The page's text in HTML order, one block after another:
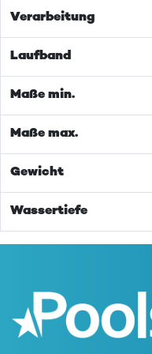
Verarbeitung
Laufband
Maße min.
Maße max.
Gewicht
Wassertiefe